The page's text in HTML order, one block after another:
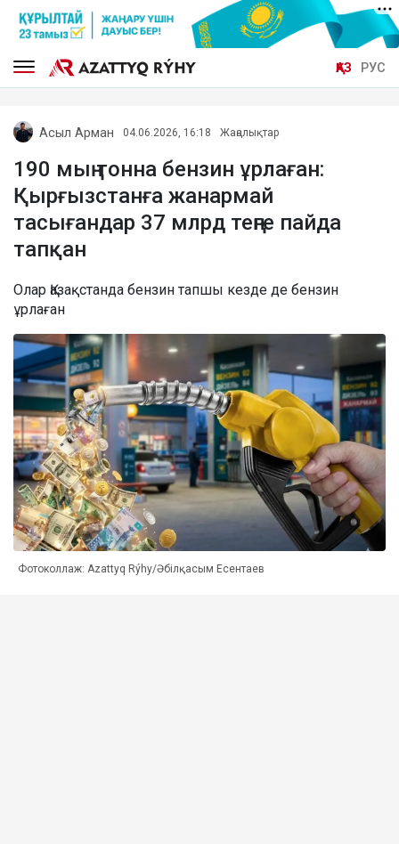
ҚАЗ РУС
Асыл Арман 04.06.2026, 16:18 Жаңалықтар
190 мың тонна бензин ұрлаған:
Қырғызстанға жанармай
тасығандар 37 млрд теңге пайда
тапқан
Олар Қазақстанда бензин тапшы кезде де бензин
ұрлаған
Фотоколлаж: Azattyq Rýhy/Әбілқасым Есентаев